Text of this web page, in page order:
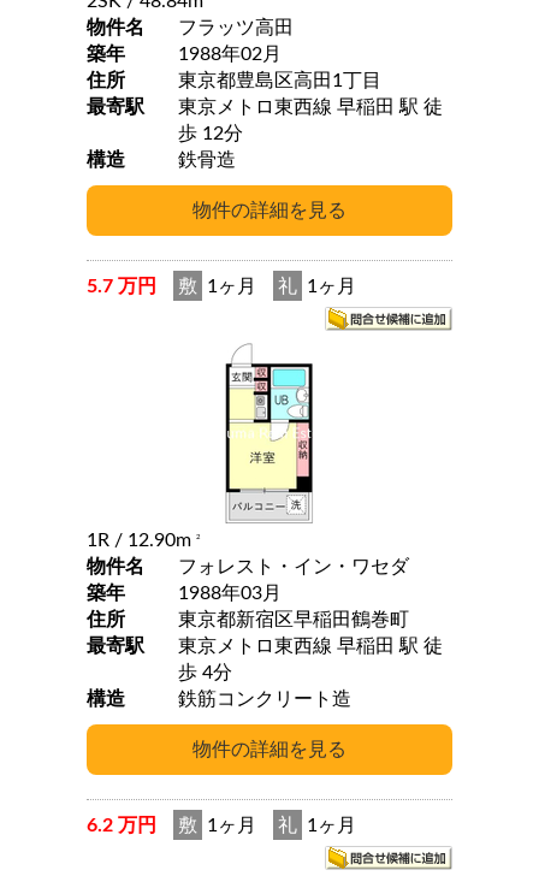
物件名
フラッツ高田
築年
1988年02月
住所
東京都豊島区高田1丁目
最寄駅
東京メトロ東西線 早稲田 駅 徒
歩 12分
構造
鉄骨造
5.7 万円 敷 1ヶ月 礼 1ヶ月
1R / 12.90m 2
物件名
フォレスト・イン・ワセダ
築年
1988年03月
住所
東京都新宿区早稲田鶴巻町
最寄駅
東京メトロ東西線 早稲田 駅 徒
歩 4分
構造
鉄筋コンクリート造
6.2 万円 敷 1ヶ月 礼 1ヶ月